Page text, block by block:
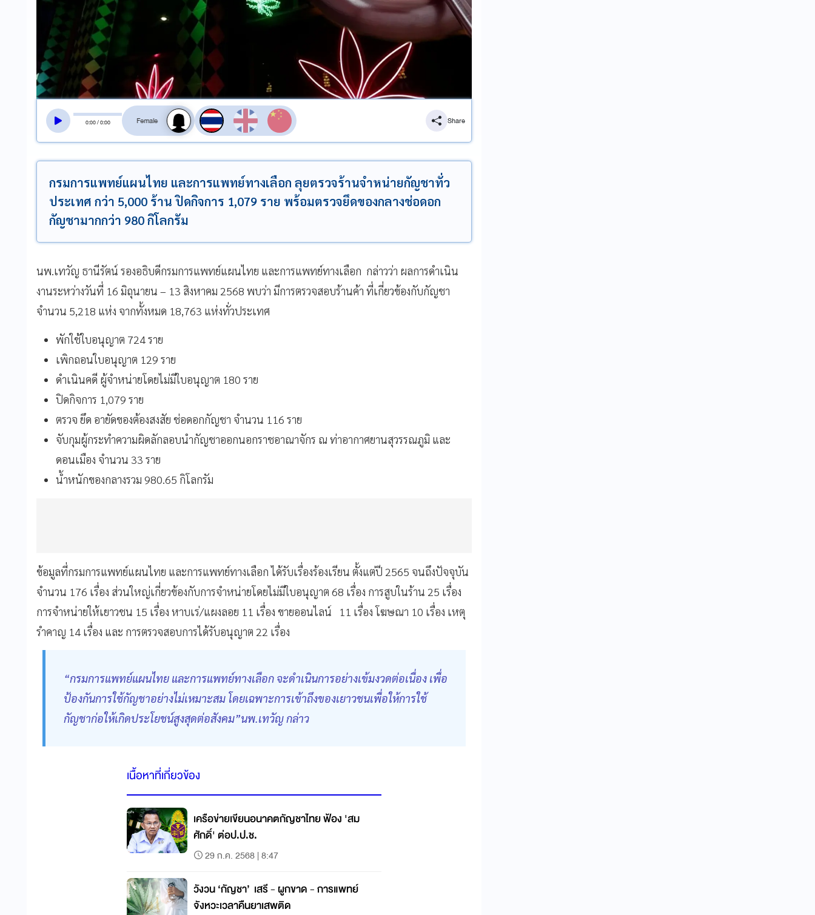
0:00/0:00
สลับเสียงอ่าน
Share
กรมการแพทย์แผนไทย และการแพทย์ทางเลือก ลุยตรวจร้านจำหน่ายกัญชาทั่ว
ประเทศ กว่า 5,000 ร้าน ปิดกิจการ 1,079 ราย พร้อมตรวจยึดของกลางช่อดอก
กัญชามากกว่า 980 กิโลกรัม
นพ.เทวัญ ธานีรัตน์ รองอธิบดีกรมการแพทย์แผนไทย และการแพทย์ทางเลือก กล่าวว่า ผลการดำเนิน
งานระหว่างวันที่ 16 มิถุนายน – 13 สิงหาคม 2568 พบว่า มีการตรวจสอบร้านค้า ที่เกี่ยวข้องกับกัญชา
จำนวน 5,218 แห่ง จากทั้งหมด 18,763 แห่งทั่วประเทศ
พักใช้ใบอนุญาต 724 ราย
เพิกถอนใบอนุญาต 129 ราย
ดำเนินคดี ผู้จำหน่ายโดยไม่มีใบอนุญาต 180 ราย
ปิดกิจการ 1,079 ราย
ตรวจ ยึด อายัดของต้องสงสัย ช่อดอกกัญชา จำนวน 116 ราย
จับกุมผู้กระทำความผิดลักลอบนำกัญชาออกนอกราชอาณาจักร ณ ท่าอากาศยานสุวรรณภูมิ และ
ดอนเมือง จำนวน 33 ราย
น้ำหนักของกลางรวม 980.65 กิโลกรัม
ข้อมูลที่กรมการแพทย์แผนไทย และการแพทย์ทางเลือก ได้รับเรื่องร้องเรียน ตั้งแต่ปี 2565 จนถึงปัจจุบัน
จำนวน 176 เรื่อง ส่วนใหญ่เกี่ยวข้องกับการจำหน่ายโดยไม่มีใบอนุญาต 68 เรื่อง การสูบในร้าน 25 เรื่อง
การจำหน่ายให้เยาวชน 15 เรื่อง หาบเร่/แผงลอย 11 เรื่อง ขายออนไลน์ 11 เรื่อง โฆษณา 10 เรื่อง เหตุ
รำคาญ 14 เรื่อง และ การตรวจสอบการได้รับอนุญาต 22 เรื่อง
“กรมการแพทย์แผนไทย และการแพทย์ทางเลือก จะดำเนินการอย่างเข้มงวดต่อเนื่อง เพื่อ
ป้องกันการใช้กัญชาอย่างไม่เหมาะสม โดยเฉพาะการเข้าถึงของเยาวชนเพื่อให้การใช้
กัญชาก่อให้เกิดประโยชน์สูงสุดต่อสังคม”นพ.เทวัญ กล่าว
เนื้อหาที่เกี่ยวข้อง
เครือข่ายเขียนอนาคตกัญชาไทย ฟ้อง 'สม
ศักดิ์' ต่อป.ป.ช.
29 ก.ค. 2568 | 8:47
วังวน ‘กัญชา’ เสรี - ผูกขาด - การแพทย์
จังหวะเวลาคืนยาเสพติด